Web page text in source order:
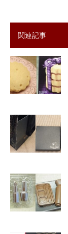
関連記事